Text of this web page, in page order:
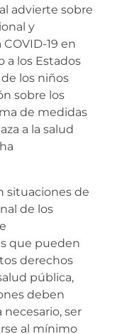
advierte sobre
y
19 en
a los Estados
los niños
sobre los
de medidas
a la salud
situaciones de
de los
que pueden
derechos
pública,
deben
ser
al mínimo